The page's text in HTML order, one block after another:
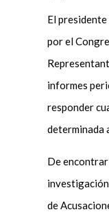
El
por el
informes
responder
determinada
De
de